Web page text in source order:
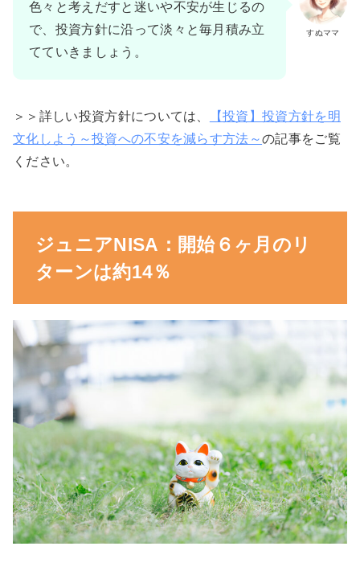
すぬママ
色々と考えだすと迷いや不安が生じるの
で、投資方針に沿って淡々と毎月積み立
てていきましょう。
＞＞詳しい投資方針については、
【投資】投資方針を明
文化しよう～投資への不安を減らす方法～の記事をご覧
ください。
ジュニアNISA：開始６ヶ月のリ
ターンは約14％